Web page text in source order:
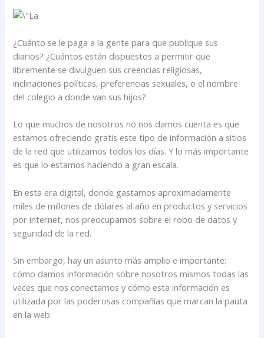
¿Cuánto se le paga a la gente para que publique sus
diarios? ¿Cuántos están dispuestos a permitir que
libremente se divulguen sus creencias religiosas,
inclinaciones políticas, preferencias sexuales, o el nombre
del colegio a donde van sus hijos?
Lo que muchos de nosotros no nos damos cuenta es que
estamos ofreciendo gratis este tipo de información a sitios
de la red que utilizamos todos los días. Y lo más importante
es que lo estamos haciendo a gran escala.
En esta era digital, donde gastamos aproximadamente
miles de millones de dólares al año en productos y servicios
por internet, nos preocupamos sobre el robo de datos y
seguridad de la red.
Sin embargo, hay un asunto más amplio e importante:
cómo damos información sobre nosotros mismos todas las
veces que nos conectamos y cómo esta información es
utilizada por las poderosas compañías que marcan la pauta
en la web.